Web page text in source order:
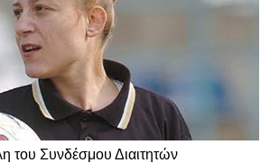
του Συνδέσμου Διαιτητών